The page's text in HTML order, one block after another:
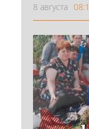
8 августа